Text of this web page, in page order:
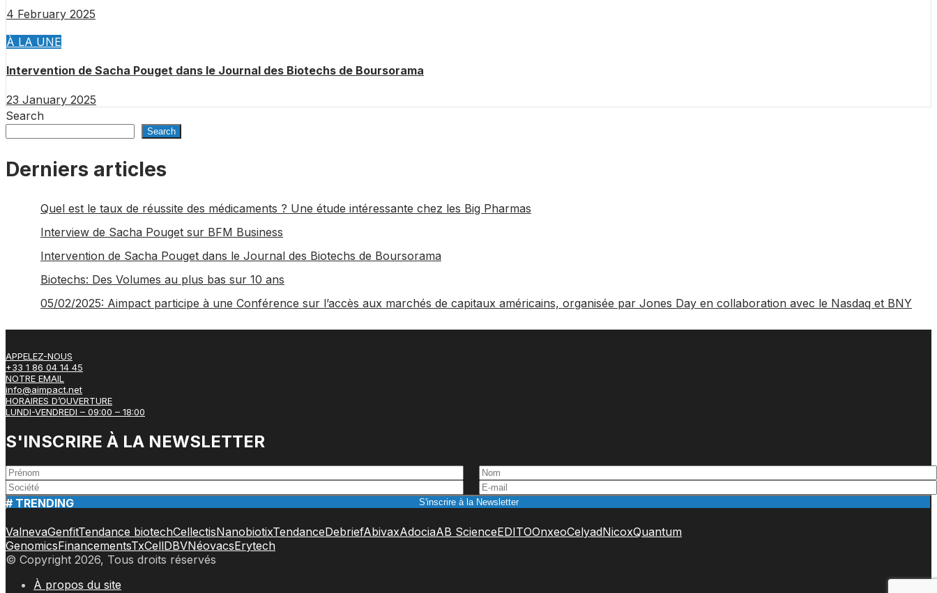
4 February 2025
À LA UNE
Intervention de Sacha Pouget dans le Journal des Biotechs de Boursorama
23 January 2025
Search
Search
Derniers articles
Quel est le taux de réussite des médicaments ? Une étude intéressante chez les Big Pharmas
Interview de Sacha Pouget sur BFM Business
Intervention de Sacha Pouget dans le Journal des Biotechs de Boursorama
Biotechs: Des Volumes au plus bas sur 10 ans
05/02/2025: Aimpact participe à une Conférence sur l’accès aux marchés de capitaux américains, organisée par Jones Day en collaboration avec le Nasdaq et BNY
APPELEZ-NOUS
+33 1 86 04 14 45
NOTRE EMAIL
info@aimpact.net
HORAIRES D’OUVERTURE
LUNDI-VENDREDI – 09:00 – 18:00
S'INSCRIRE À LA NEWSLETTER
# TRENDING
ValnevaGenfitTendance biotechCellectisNanobiotixTendanceDebriefAbivaxAdociaAB ScienceEDITOOnxeoCelyadNicoxQuantum
GenomicsFinancementsTxCellDBVNéovacsErytech
© Copyright 2026, Tous droits réservés
À propos du site